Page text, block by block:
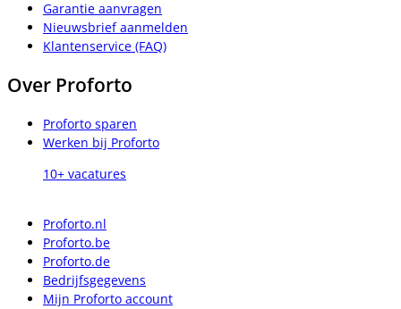
Garantie aanvragen
Nieuwsbrief aanmelden
Klantenservice (FAQ)
Over Proforto
Proforto sparen
Werken bij Proforto
10+ vacatures
Proforto.nl
Proforto.be
Proforto.de
Bedrijfsgegevens
Mijn Proforto account